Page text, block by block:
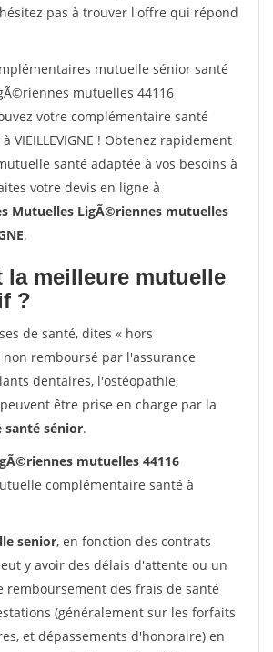
pas à trouver l'offre qui répond
mutuelle sénior santé
mutuelles 44116
votre complémentaire santé
VIEILLEVIGNE ! Obtenez rapidement
santé adaptée à vos besoins à
votre devis en ligne à
Mutuelles LigÃ©riennes mutuelles
.
la meilleure mutuelle
?
de santé, dites « hors
remboursé par l'assurance
dentaires, l'ostéopathie,
être prise en charge par la
sénior.
mutuelles 44116
complémentaire santé à
senior, en fonction des contrats
y avoir des délais d'attente ou un
remboursement des frais de santé
(généralement sur les forfaits
et dépassements d'honoraire) en